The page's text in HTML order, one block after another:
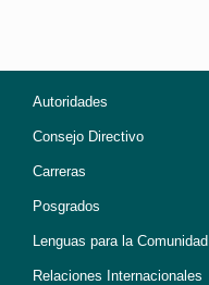
Autoridades
Consejo Directivo
Carreras
Posgrados
Lenguas para la Comunidad
Relaciones Internacionales